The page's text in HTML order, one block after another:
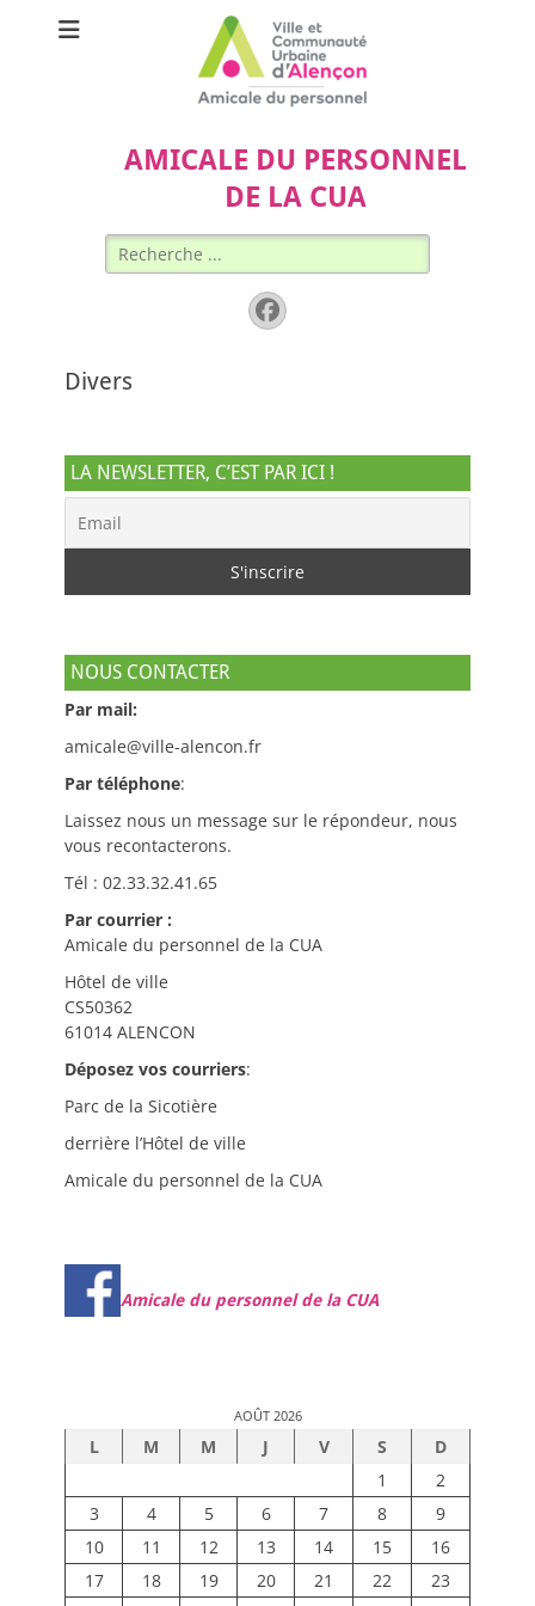
AMICALE DU PERSONNEL
DE LA CUA
Rechercher :
Facebook
Divers
LA NEWSLETTER, C’EST PAR ICI !
NOUS CONTACTER
Par mail:
amicale@ville-alencon.fr
Par téléphone:
Laissez nous un message sur le répondeur, nous
vous recontacterons.
Tél : 02.33.32.41.65
Par courrier :
Amicale du personnel de la CUA
Hôtel de ville
CS50362
61014 ALENCON
Déposez vos courriers:
Parc de la Sicotière
derrière l’Hôtel de ville
Amicale du personnel de la CUA
Amicale du personnel de la CUA
AOÛT 2026
L M M J V S
D
1
2
3
4 5 6 7 8
9
10
11 12 13 14 15
16
17
18 19 20 21 22
23